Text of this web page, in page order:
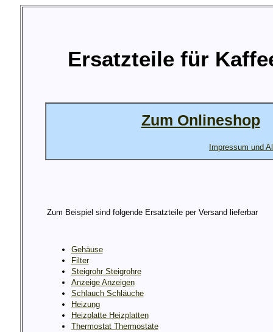
Ersatzteile für
Zum Onlineshop
Impressum und
Zum Beispiel sind folgende Ersatzteile per Versand lieferbar
Gehäuse
Filter
Steigrohr Steigrohre
Anzeige Anzeigen
Schlauch Schläuche
Heizung
Heizplatte Heizplatten
Thermostat Thermostate